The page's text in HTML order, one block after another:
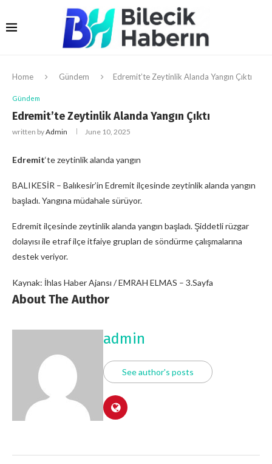
Home Gündem Edremit’te Zeytinlik Alanda Yangın Çıktı
Gündem
Edremit’te Zeytinlik Alanda Yangın Çıktı
written byAdmin June 10, 2025
Edremit‘te zeytinlik alanda yangın
BALIKESİR – Balıkesir’in Edremit ilçesinde zeytinlik alanda yangın
başladı. Yangına müdahale sürüyor.
Edremit ilçesinde zeytinlik alanda yangın başladı. Şiddetli rüzgar
dolayısı ile etraf ilçe itfaiye grupları de söndürme çalışmalarına
destek veriyor.
Kaynak: İhlas Haber Ajansı / EMRAH ELMAS – 3.Sayfa
About The Author
admin
See author's posts